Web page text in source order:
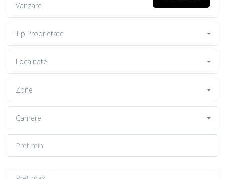
Vanzare
Tip Proprietate
Localitate
Zone
Camere